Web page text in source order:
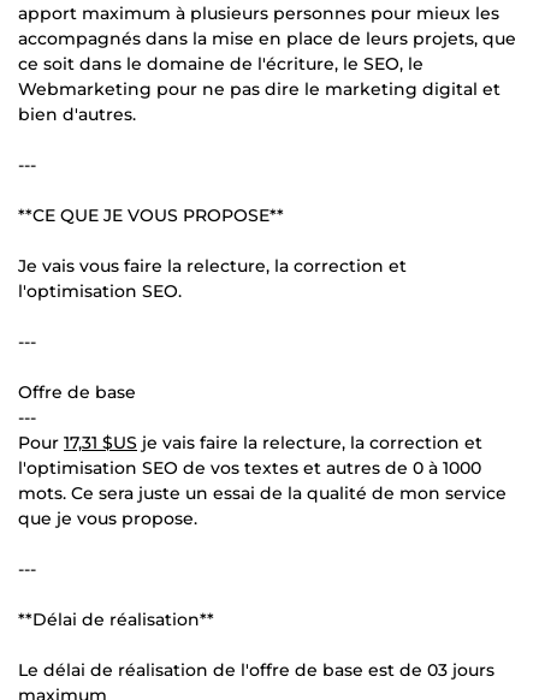
apport maximum à plusieurs personnes pour mieux les
accompagnés dans la mise en place de leurs projets, que
ce soit dans le domaine de l'écriture, le SEO, le
Webmarketing pour ne pas dire le marketing digital et
bien d'autres.
---
**CE QUE JE VOUS PROPOSE**
Je vais vous faire la relecture, la correction et
l'optimisation SEO.
---
Offre de base
---
Pour 17,31 $US je vais faire la relecture, la correction et
l'optimisation SEO de vos textes et autres de 0 à 1000
mots. Ce sera juste un essai de la qualité de mon service
que je vous propose.
---
**Délai de réalisation**
Le délai de réalisation de l'offre de base est de 03 jours
maximum